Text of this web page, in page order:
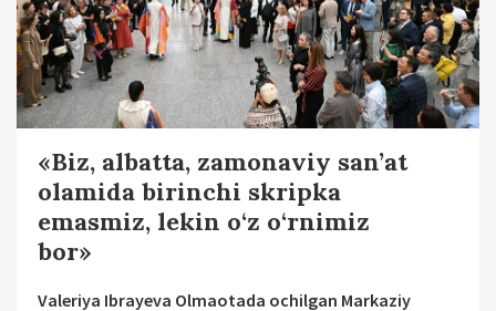
«Biz, albatta, zamonaviy san’at
olamida birinchi skripka
emasmiz, lekin o‘z o‘rnimiz
bor»
Valeriya Ibrayeva Olmaotada ochilgan Markaziy